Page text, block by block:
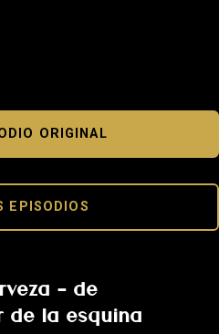
ORIGINAL
EPISODIOS
– de
de la esquina